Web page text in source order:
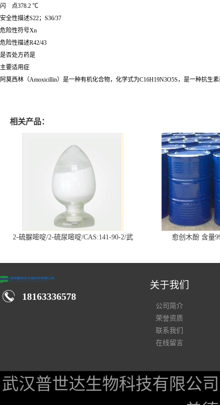
闪 点378.2 ℃
安全性描述S22；S36/37
危险性符号Xn
危险性描述R42/43
是否处方药是
主要适用症
阿莫西林（Amoxicillin）是一种有机化合物，化学式为C16H19N3O5S，是一种抗
相关产品：
2-硫脲嘧啶/2-硫尿嘧啶/CAS:141-90-2/武
愈创木酚 含量
18163336578
关于我们
公司简介
荣誉资质
联系我们
在线留言
武汉普世达生物科技有限公司